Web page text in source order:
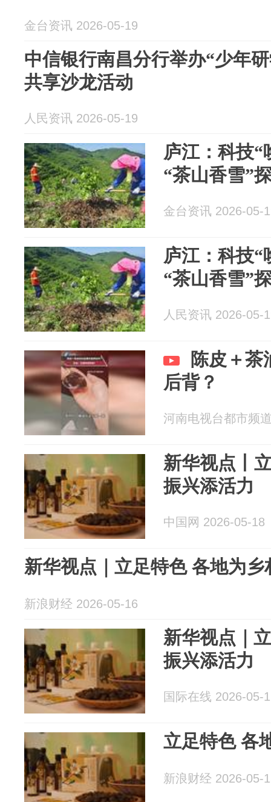
金台资讯 2026-05-19
中信银行南昌分行举办“少年
共享沙龙活动
人民资讯 2026-05-19
庐江：科技“
“茶山香雪”
金台资讯 2026-05-
庐江：科技“
“茶山香雪”
人民资讯 2026-05-
陈皮＋茶
后背？
河南电视台都市频
新华视点丨
振兴添活力
中国网 2026-05-18
新华视点｜立足特色 各地为
新浪财经 2026-05-16
新华视点｜
振兴添活力
国际在线 2026-05-
立足特色 各
新浪财经 2026-05-